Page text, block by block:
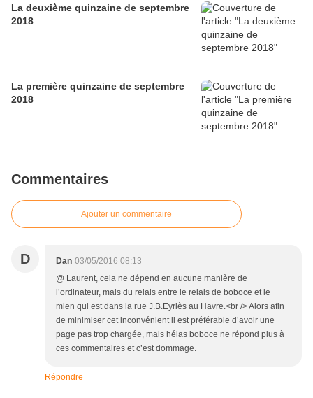
La deuxième quinzaine de septembre
2018
La première quinzaine de septembre
2018
Commentaires
Ajouter un commentaire
D Dan 03/05/2016 08:13
@ Laurent, cela ne dépend en aucune manière de
l’ordinateur, mais du relais entre le relais de boboce et le
mien qui est dans la rue J.B.Eyriès au Havre.<br /> Alors afin
de minimiser cet inconvénient il est préférable d’avoir une
page pas trop chargée, mais hélas boboce ne répond plus à
ces commentaires et c’est dommage.
Répondre